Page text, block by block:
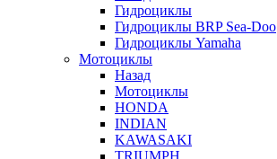
Гидроциклы
Гидроциклы BRP Sea-Doo
Гидроциклы Yamaha
Мотоциклы
Назад
Мотоциклы
HONDA
INDIAN
KAWASAKI
TRIUMPH